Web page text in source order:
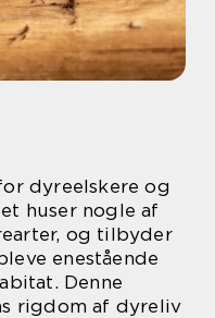
dyreelskere og
huser nogle af
og tilbyder
enestående
Denne
rigdom af dyreliv